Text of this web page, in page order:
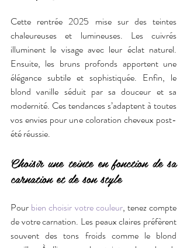
Cette rentrée 2025 mise sur des teintes
chaleureuses et lumineuses. Les cuivrés
illuminent le visage avec leur éclat naturel.
Ensuite, les bruns profonds apportent une
élégance subtile et sophistiquée. Enfin, le
blond vanille séduit par sa douceur et sa
modernité. Ces tendances s’adaptent à toutes
vos envies pour une coloration cheveux post-
été réussie.
Choisir une teinte en fonction de sa
carnation et de son style
Pour bien choisir votre couleur, tenez compte
de votre carnation. Les peaux claires préfèrent
souvent des tons froids comme le blond